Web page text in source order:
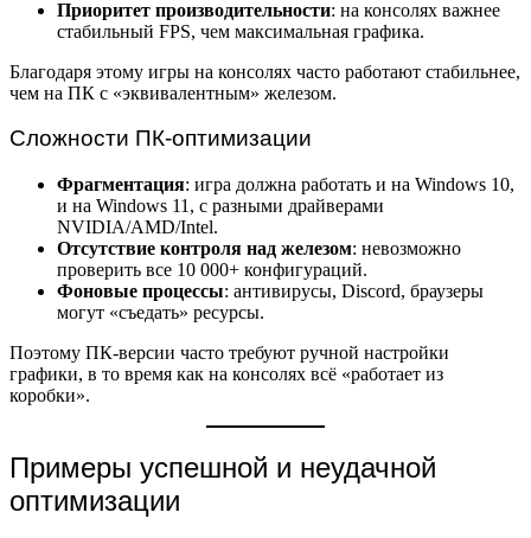
Приоритет производительности: на консолях важнее
стабильный FPS, чем максимальная графика.
Благодаря этому игры на консолях часто работают стабильнее,
чем на ПК с «эквивалентным» железом.
Сложности ПК-оптимизации
Фрагментация: игра должна работать и на Windows 10,
и на Windows 11, с разными драйверами
NVIDIA/AMD/Intel.
Отсутствие контроля над железом: невозможно
проверить все 10 000+ конфигураций.
Фоновые процессы: антивирусы, Discord, браузеры
могут «съедать» ресурсы.
Поэтому ПК-версии часто требуют ручной настройки
графики, в то время как на консолях всё «работает из
коробки».
Примеры успешной и неудачной
оптимизации